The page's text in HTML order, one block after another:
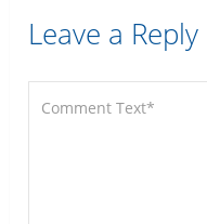
Leave a Reply